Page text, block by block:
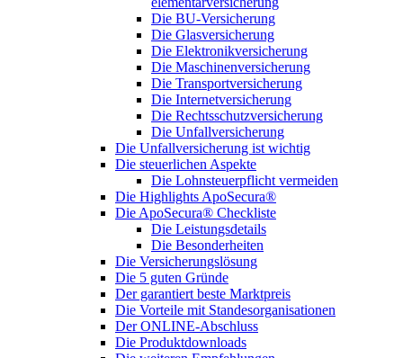
Die BU-Versicherung
Die Glasversicherung
Die Elektronikversicherung
Die Maschinenversicherung
Die Transportversicherung
Die Internetversicherung
Die Rechtsschutzversicherung
Die Unfallversicherung
Die Unfallversicherung ist wichtig
Die steuerlichen Aspekte
Die Lohnsteuerpflicht vermeiden
Die Highlights ApoSecura®
Die ApoSecura® Checkliste
Die Leistungsdetails
Die Besonderheiten
Die Versicherungslösung
Die 5 guten Gründe
Der garantiert beste Marktpreis
Die Vorteile mit Standesorganisationen
Der ONLINE-Abschluss
Die Produktdownloads